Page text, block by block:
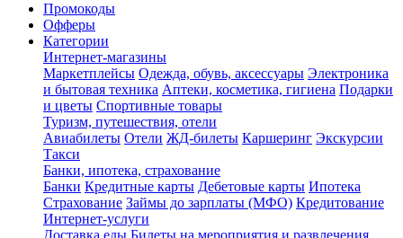
Промокоды
Офферы
Категории
Интернет-магазины
Маркетплейсы Одежда, обувь, аксессуары Электроника
и бытовая техника Аптеки, косметика, гигиена Подарки
и цветы Спортивные товары
Туризм, путешествия, отели
Авиабилеты Отели ЖД-билеты Каршеринг Экскурсии
Такси
Банки, ипотека, страхование
Банки Кредитные карты Дебетовые карты Ипотека
Страхование Займы до зарплаты (МФО) Кредитование
Интернет-услуги
Доставка еды Билеты на мероприятия и развлечения